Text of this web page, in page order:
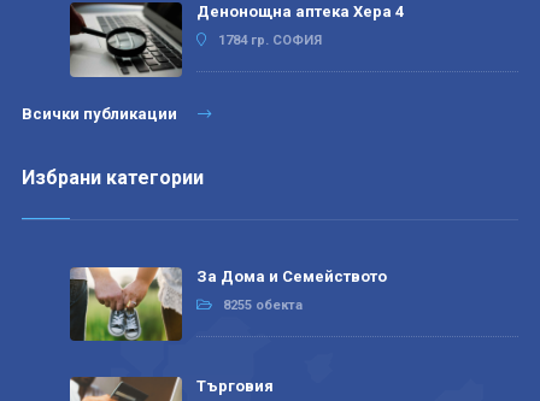
Денонощна аптека Хера 4
1784 гр. СОФИЯ
Всички публикации
Избрани категории
За Дома и Семейството
8255 обекта
Търговия